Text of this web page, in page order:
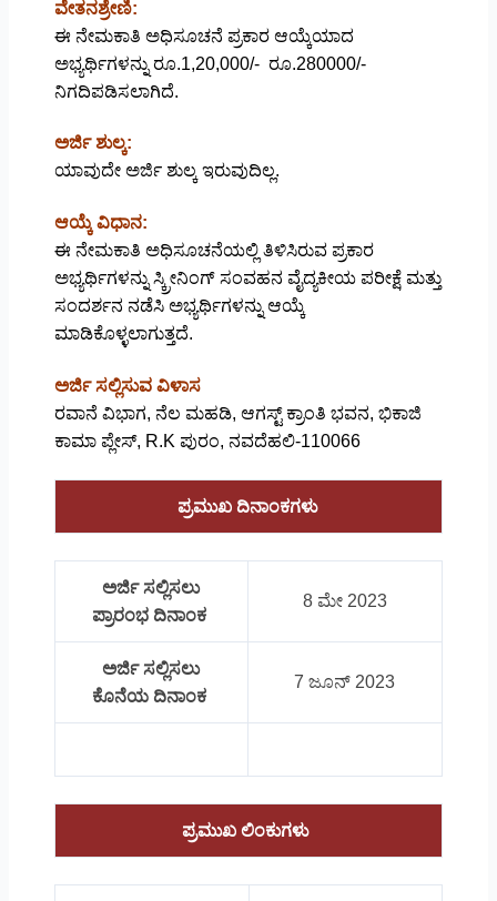
ವೇತನಶ್ರೇಣಿ:
ಈ ನೇಮಕಾತಿ ಅಧಿಸೂಚನೆ ಪ್ರಕಾರ ಆಯ್ಕೆಯಾದ
ಅಭ್ಯರ್ಥಿಗಳನ್ನು ರೂ.1,20,000/- ರೂ.280000/-
ನಿಗದಿಪಡಿಸಲಾಗಿದೆ.
ಅರ್ಜಿ ಶುಲ್ಕ:
ಯಾವುದೇ ಅರ್ಜಿ ಶುಲ್ಕ ಇರುವುದಿಲ್ಲ.
ಆಯ್ಕೆ ವಿಧಾನ:
ಈ ನೇಮಕಾತಿ ಅಧಿಸೂಚನೆಯಲ್ಲಿ ತಿಳಿಸಿರುವ ಪ್ರಕಾರ
ಅಭ್ಯರ್ಥಿಗಳನ್ನು ಸ್ಕ್ರೀನಿಂಗ್ ಸಂವಹನ ವೈದ್ಯಕೀಯ ಪರೀಕ್ಷೆ ಮತ್ತು
ಸಂದರ್ಶನ ನಡೆಸಿ ಅಭ್ಯರ್ಥಿಗಳನ್ನು ಆಯ್ಕೆ
ಮಾಡಿಕೊಳ್ಳಲಾಗುತ್ತದೆ.
ಅರ್ಜಿ ಸಲ್ಲಿಸುವ ವಿಳಾಸ
ರವಾನೆ ವಿಭಾಗ, ನೆಲ ಮಹಡಿ, ಆಗಸ್ಟ್ ಕ್ರಾಂತಿ ಭವನ, ಭಿಕಾಜಿ
ಕಾಮಾ ಪ್ಲೇಸ್, R.K ಪುರಂ, ನವದೆಹಲಿ-110066
ಪ್ರಮುಖ ದಿನಾಂಕಗಳು
ಅರ್ಜಿ ಸಲ್ಲಿಸಲು
ಪ್ರಾರಂಭ ದಿನಾಂಕ
8 ಮೇ 2023
ಅರ್ಜಿ ಸಲ್ಲಿಸಲು
ಕೊನೆಯ ದಿನಾಂಕ
7 ಜೂನ್ 2023
ಪ್ರಮುಖ ಲಿಂಕುಗಳು